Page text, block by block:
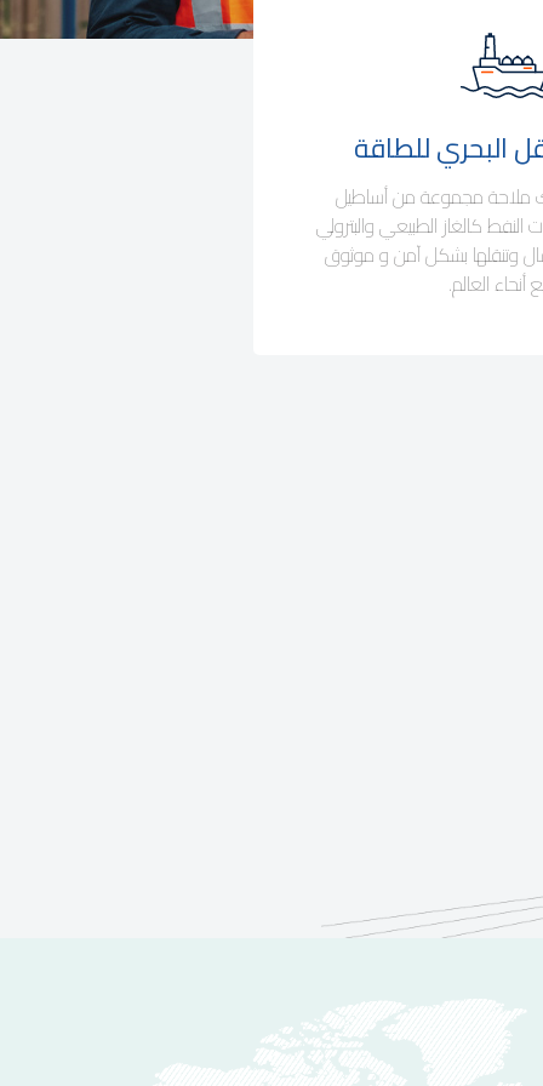
البحري للطاقة
ملاحة مجموعة من أساطيل
النفط كالغاز الطبيعي والبترولي
وتنقلها بشكل آمن و موثوق
أنحاء العالم.